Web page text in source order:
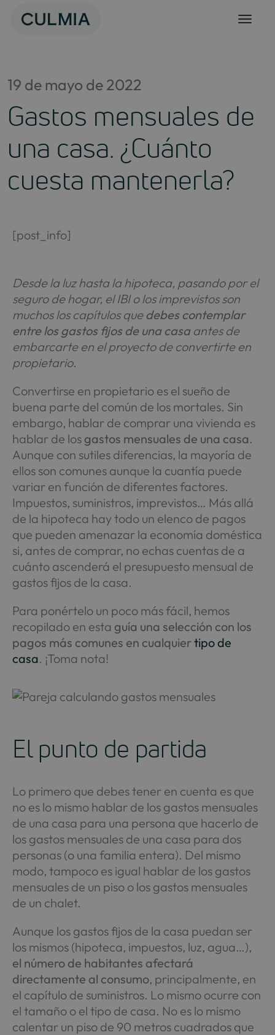
19 de mayo de 2022
Gastos mensuales de
una casa. ¿Cuánto
cuesta mantenerla?
[post_info]
Desde la luz hasta la hipoteca, pasando por el
seguro de hogar, el IBI o los imprevistos son
muchos los capítulos que debes contemplar
entre los gastos fijos de una casaantes de
embarcarte en el proyecto de convertirte en
propietario.
Convertirse en propietario es el sueño de
buena parte del común de los mortales. Sin
embargo, hablar de comprar una vivienda es
hablar de los gastos mensuales de una casa.
Aunque con sutiles diferencias, la mayoría de
ellos son comunes aunque la cuantía puede
variar en función de diferentes factores.
Impuestos, suministros, imprevistos… Más allá
de la hipoteca hay todo un elenco de pagos
que pueden amenazar la economía doméstica
si, antes de comprar, no echas cuentas de a
cuánto ascenderá el presupuesto mensual de
gastos fijos de la casa.
Para ponértelo un poco más fácil, hemos
recopilado en esta guía una selección con los
pagos más comunes en cualquiertipo de
casa. ¡Toma nota!
El punto de partida
Lo primero que debes tener en cuenta es que
no es lo mismo hablar de los gastos mensuales
de una casa para una persona que hacerlo de
los gastos mensuales de una casa para dos
personas (o una familia entera). Del mismo
modo, tampoco es igual hablar de los gastos
mensuales de un piso o los gastos mensuales
de un chalet.
Aunque los gastos fijos de la casa puedan ser
los mismos (hipoteca, impuestos, luz, agua…),
el número de habitantes afectará
directamente al consumo, principalmente, en
el capítulo de suministros. Lo mismo ocurre con
el tamaño o el tipo de casa. No es lo mismo
calentar un piso de 90 metros cuadrados que